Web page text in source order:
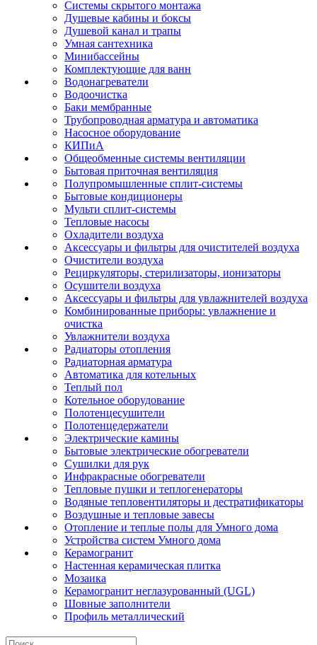
Системы скрытого монтажа
Душевые кабины и боксы
Душевой канал и трапы
Умная сантехника
Минибассейны
Комплектующие для ванн
Водонагреватели
Водоочистка
Баки мембранные
Трубопроводная арматура и автоматика
Насосное оборудование
КИПиА
Общеобменные системы вентиляции
Бытовая приточная вентиляция
Полупромышленные сплит-системы
Бытовые кондиционеры
Мульти сплит-системы
Тепловые насосы
Охладители воздуха
Аксессуары и фильтры для очистителей воздуха
Очистители воздуха
Рециркуляторы, стерилизаторы, ионизаторы
Осушители воздуха
Аксессуары и фильтры для увлажнителей воздуха
Комбинированные приборы: увлажнение и
очистка
Увлажнители воздуха
Радиаторы отопления
Радиаторная арматура
Автоматика для котельных
Теплый пол
Котельное оборудование
Полотенцесушители
Полотенцедержатели
Электрические камины
Бытовые электрические обогреватели
Сушилки для рук
Инфракрасные обогреватели
Тепловые пушки и теплогенераторы
Водяные тепловентиляторы и дестратификаторы
Воздушные и тепловые завесы
Отопление и теплые полы для Умного дома
Устройства систем Умного дома
Керамогранит
Настенная керамическая плитка
Мозаика
Керамогранит неглазурованный (UGL)
Шовные заполнители
Профиль металлический